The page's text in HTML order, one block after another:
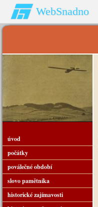
WebSnadno
úvod
počátky
poválečné období
slovo pamětníka
historické zajímavosti